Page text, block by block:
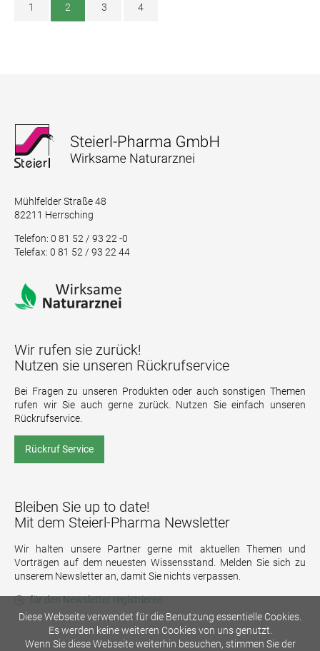
1
2 3 4
Mühlfelder Straße 48
82211 Herrsching
Telefon: 0 81 52 / 93 22 -0
Telefax: 0 81 52 / 93 22 44
Wir rufen sie zurück!
Nutzen sie unseren Rückrufservice
Bei Fragen zu unseren Produkten oder auch sonstigen Themen
rufen wir Sie auch gerne zurück. Nutzen Sie einfach unseren
Rückrufservice.
Rückruf Service
Bleiben Sie up to date!
Mit dem Steierl-Pharma Newsletter
Wir halten unsere Partner gerne mit aktuellen Themen und
Vorträgen auf dem neuesten Wissensstand. Melden Sie sich zu
unserem Newsletter an, damit Sie nichts verpassen.
für den Newsletter registrieren
Diese Webseite verwendet für die Benutzung essentielle Cookies.
Es werden keine weiteren Cookies von uns genutzt.
Wenn Sie diese Webseite weiterhin besuchen, stimmen Sie der